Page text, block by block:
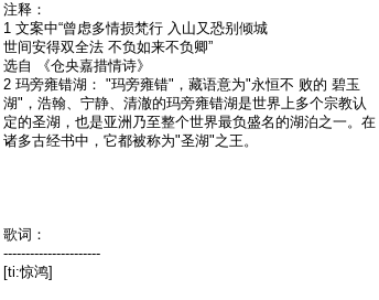
注释：
1 文案中“曾虑多情损梵行 入山又恐别倾城
世间安得双全法 不负如来不负卿”
选自 《仓央嘉措情诗》
2 玛旁雍错湖： "玛旁雍错"，藏语意为"永恒不 败的 碧玉
湖"，浩翰、宁静、清澈的玛旁雍错湖是世界上多个宗教认
定的圣湖，也是亚洲乃至整个世界最负盛名的湖泊之一。在
诸多古经书中，它都被称为"圣湖"之王。
歌词：
----------------------
[ti:惊鸿]